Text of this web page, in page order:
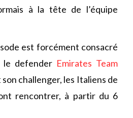
à la tête de l’équipe
est forcément consacré
le defender Emirates Team
challenger, les Italiens de
rencontrer, à partir du 6